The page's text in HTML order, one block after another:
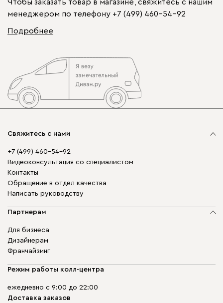
Чтобы заказать товар в магазине, свяжитесь с нашим
менеджером по телефону +7 (499) 460-54-92
Подробнее
Свяжитесь с нами
+7 (499) 460-54-92
Видеоконсультация со специалистом
Контакты
Обращение в отдел качества
Написать руководству
Партнерам
Для бизнеса
Дизайнерам
Франчайзинг
Режим работы колл-центра
ежедневно с 9:00 до 22:00
Доставка заказов